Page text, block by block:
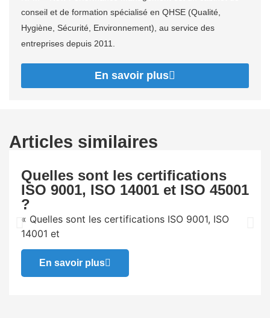
conseil et de formation spécialisé en QHSE (Qualité,
Hygiène, Sécurité, Environnement), au service des
entreprises depuis 2011.
En savoir plus
Articles similaires
Quelles sont les certifications
ISO 9001, ISO 14001 et ISO 45001
?
« Quelles sont les certifications ISO 9001, ISO
14001 et
En savoir plus